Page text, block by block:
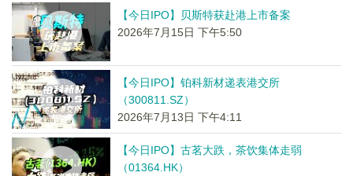
【今日IPO】贝斯特获赴港上市备案
2026年7月15日 下午5:50
【今日IPO】铂科新材递表港交所
（300811.SZ）
2026年7月13日 下午4:11
【今日IPO】古茗大跌，茶饮集体走弱
（01364.HK）